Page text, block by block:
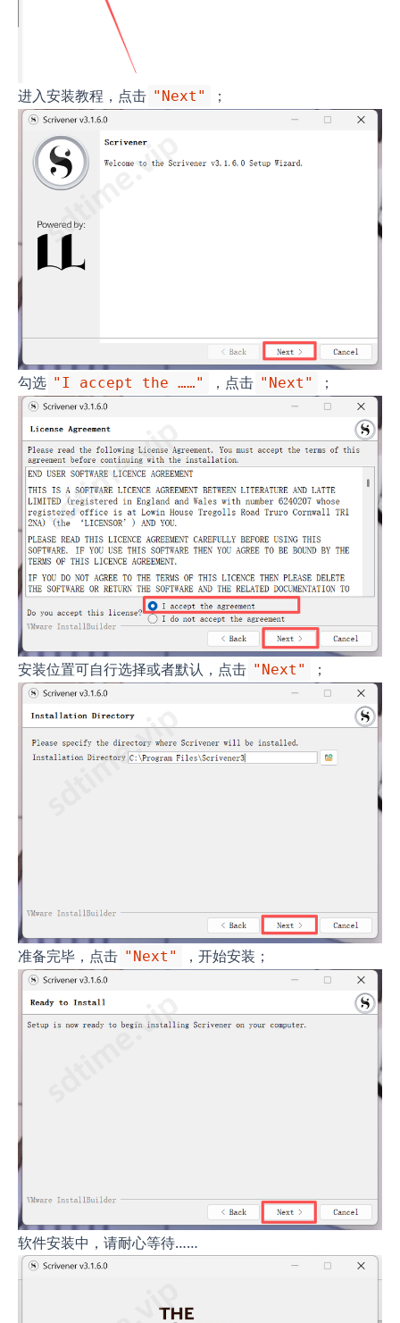
进入安装教程，点击 "Next" ；
勾选 "I accept the ……" ，点击 "Next" ；
安装位置可自行选择或者默认，点击 "Next" ；
准备完毕，点击 "Next" ，开始安装；
软件安装中，请耐心等待……